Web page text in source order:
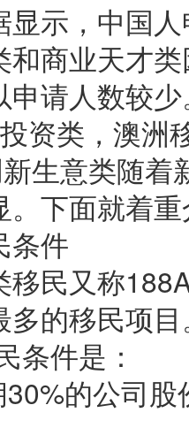
显示，中国
和商业天才
申请人数较
资类，澳洲
生意类随
。下面就着
条件
移民又称
多的移民项
条件是：
的公司